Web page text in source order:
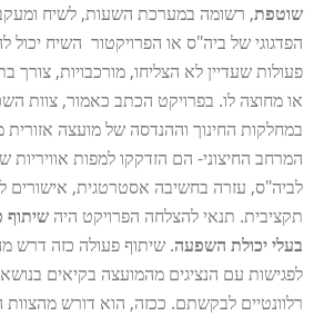
שוטפת, רשומה במערכת השעות, לשיח
הפדגוגי של ביה"ס או הפרויקטור השיח
פעולות שעדיין לא הצליחו, מורכבויות, צורך
או מחוצה לו. בפרויקט הכתב כאמור, צוות
במחלקות החינוך וההנדסה של מועצה
המרחב החיצוני- הם הזדקקו למפות אוויריות
לביה"ס, עזרה בחשיבה אסטרטגית, אישורים
תקציבית. תנאי להצלחה הפרויקט היה שיתוף
בעלי יכולת השפעה. שיתוף פעולה כזה דרש
לפגישות עם הנציגים מהמועצה בקיאים בנושא
רלוונטיים לבקשתם. ככזה, הוא דורש מהצוות